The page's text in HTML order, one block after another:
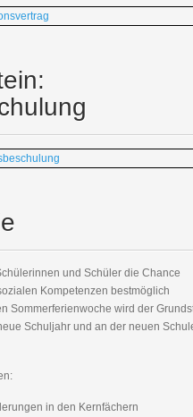
und Schüler die Chance
Kompetenzen bestmöglich
Sommerferienwoche wird der
Schuljahr und an der neuen
in den Kernfächern